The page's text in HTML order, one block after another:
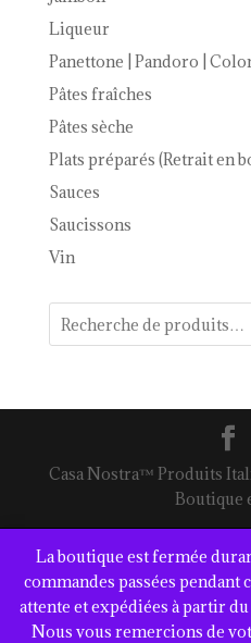
La boutique est fermée
commandes passées
attente et expédiées à partir
Nous vous remercions de
Liqueur
Panettone | Pandoro |
Pâtes fraîches
Pâtes sèche
Plats préparés (Retrait en
Sauces
Saucissons
Vin
Casa Nostra™ Produits
Boutique